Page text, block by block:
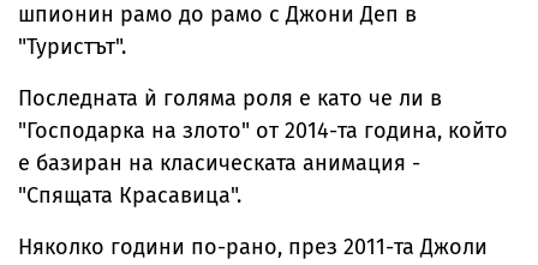
шпионин рамо до рамо с Джони Деп в
"Туристът".
Последната ѝ голяма роля е като че ли в
"Господарка на злото" от 2014-та година, който
е базиран на класическата анимация -
"Спящата Красавица".
Няколко години по-рано, през 2011-та Джоли